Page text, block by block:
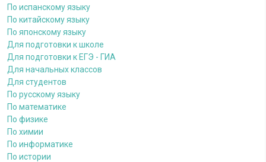
По испанскому языку
По китайскому языку
По японскому языку
Для подготовки к школе
Для подготовки к ЕГЭ - ГИА
Для начальных классов
Для студентов
По русскому языку
По математике
По физике
По химии
По информатике
По истории